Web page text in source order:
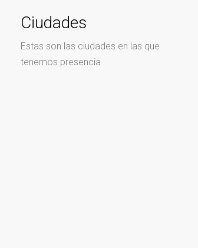
Ciudades
Estas son las ciudades en las que
tenemos presencia